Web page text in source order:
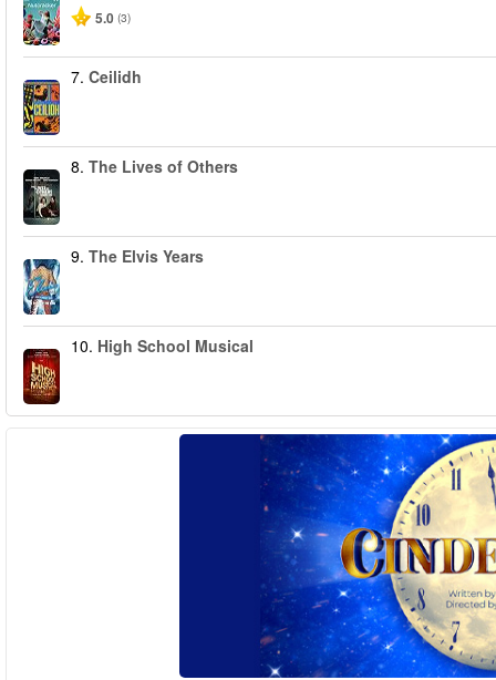
5.0 (3)
7. Ceilidh
8. The Lives of Others
9. The Elvis Years
10. High School Musical